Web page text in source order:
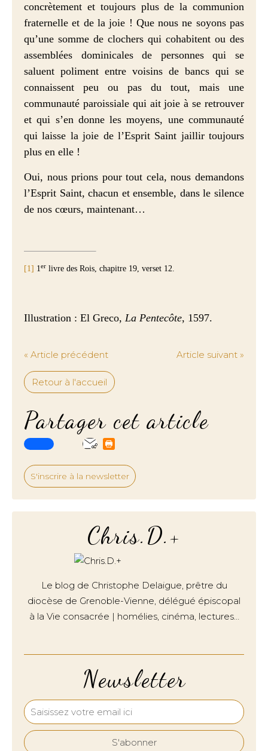
concrètement et toujours plus de la communion
fraternelle et de la joie ! Que nous ne soyons pas
qu’une somme de clochers qui cohabitent ou des
assemblées dominicales de personnes qui se
saluent poliment entre voisins de bancs qui se
connaissent peu ou pas du tout, mais une
communauté paroissiale qui ait joie à se retrouver
et qui s’en donne les moyens, une communauté
qui laisse la joie de l’Esprit Saint jaillir toujours
plus en elle !
Oui, nous prions pour tout cela, nous demandons
l’Esprit Saint, chacun et ensemble, dans le silence
de nos cœurs, maintenant…
[1] 1er livre des Rois, chapitre 19, verset 12.
Illustration : El Greco, La Pentecôte, 1597.
« Article précédent Article suivant »
Retour à l'accueil
Partager cet article
S'inscrire à la newsletter
Newsletter
Chris.D.+
Le blog de Christophe Delaigue, prêtre du
diocèse de Grenoble-Vienne, délégué épiscopal
à la Vie consacrée | homélies, cinéma, lectures…